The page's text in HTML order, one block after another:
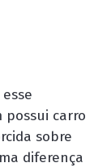
carro
sobre
diferença